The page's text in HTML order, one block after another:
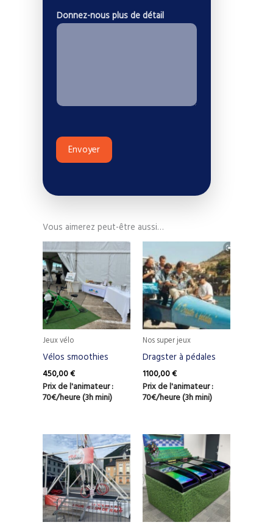
n
r
é
o
Donnez-nous plus de détail
Envoyer
Vous aimerez peut-être aussi…
Jeux vélo
Vélos smoothies
450,00€
Prix de l'animateur :
70€/heure (3h mini)
Nos super jeux
Dragster à pédales
1100,00€
Prix de l'animateur :
70€/heure (3h mini)